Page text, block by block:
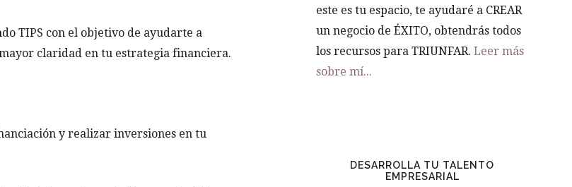
TIPS con el objetivo de ayudarte a
claridad en tu estrategia financiera.
y realizar inversiones en tu
este es tu espacio, te ayudaré a CREAR
un negocio de ÉXITO, obtendrás todos
los recursos para TRIUNFAR. Leer más
sobre mí...
DESARROLLA TU TALENTO
EMPRESARIAL